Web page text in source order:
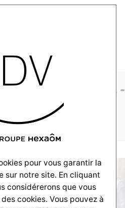
pour vous garantir la
sur notre site. En cliquant
considérerons que vous
cookies. Vous pouvez à